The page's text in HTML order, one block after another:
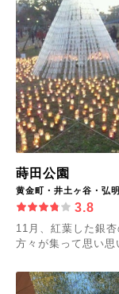
蒔田公園
黄金町・井土ヶ谷・弘
3.8
11月、紅葉した銀
方々が集って思い